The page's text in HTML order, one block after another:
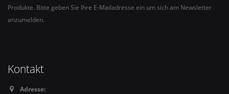
Produkte. Bitte geben Sie Ihre E-Mailadresse ein um sich am Newsletter
anzumelden.
Kontakt
Adresse: